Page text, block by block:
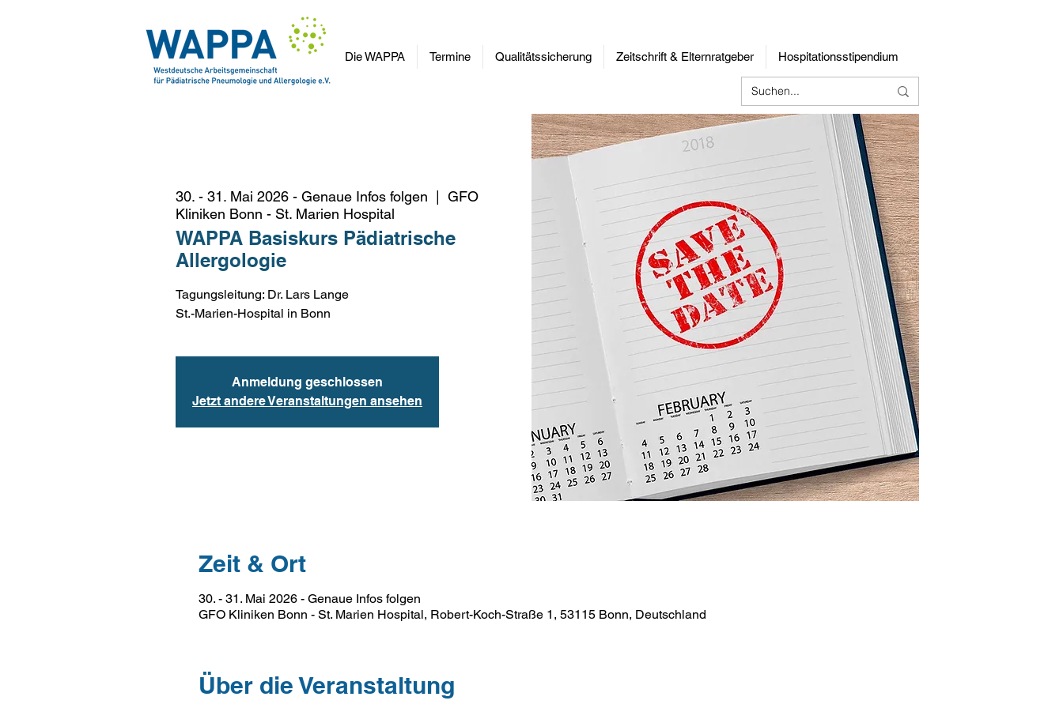
Die WAPPA Termine Qualitätssicherung Zeitschrift & Elternratgeber Hospitationsstipendium
30. - 31. Mai 2026 - Genaue Infos folgen
  |
GFO
Kliniken Bonn - St. Marien Hospital
WAPPA Basiskurs Pädiatrische
Allergologie
Tagungsleitung: Dr. Lars Lange
St.-Marien-Hospital in Bonn
Anmeldung geschlossen
Jetzt andere Veranstaltungen ansehen
Zeit & Ort
30. - 31. Mai 2026 - Genaue Infos folgen
GFO Kliniken Bonn - St. Marien Hospital, Robert-Koch-Straße 1, 53115 Bonn, Deutschland
Über die Veranstaltung